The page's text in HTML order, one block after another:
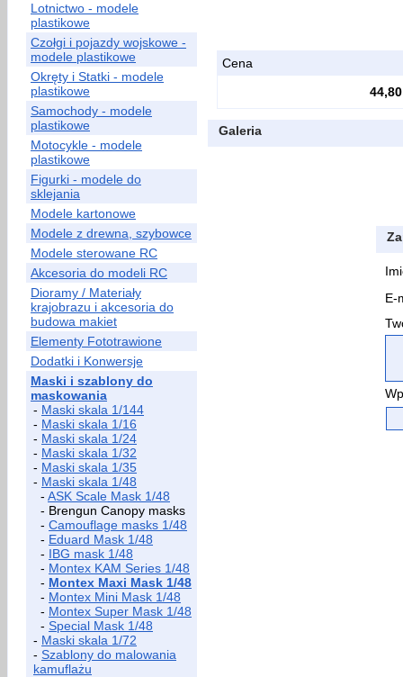
Lotnictwo - modele
plastikowe
Czołgi i pojazdy wojskowe -
modele plastikowe
Okręty i Statki - modele
plastikowe
Samochody - modele
plastikowe
Motocykle - modele
plastikowe
Figurki - modele do
sklejania
Modele kartonowe
Modele z drewna, szybowce
Modele sterowane RC
Akcesoria do modeli RC
Dioramy / Materiały
krajobrazu i akcesoria do
budowa makiet
Elementy Fototrawione
Dodatki i Konwersje
Maski i szablony do
maskowania
- Maski skala 1/144
- Maski skala 1/16
- Maski skala 1/24
- Maski skala 1/32
- Maski skala 1/35
- Maski skala 1/48
- ASK Scale Mask 1/48
- Brengun Canopy masks
- Camouflage masks 1/48
- Eduard Mask 1/48
- IBG mask 1/48
- Montex KAM Series 1/48
- Montex Maxi Mask 1/48
- Montex Mini Mask 1/48
- Montex Super Mask 1/48
- Special Mask 1/48
- Maski skala 1/72
- Szablony do malowania
kamuflażu
Cena
44,80
Galeria
E-